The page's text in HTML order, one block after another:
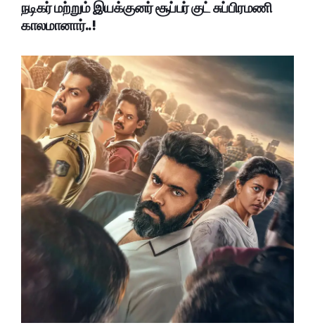
நடிகர் மற்றும் இயக்குனர் சூப்பர் குட் சுப்பிரமணி
காலமானார்..!